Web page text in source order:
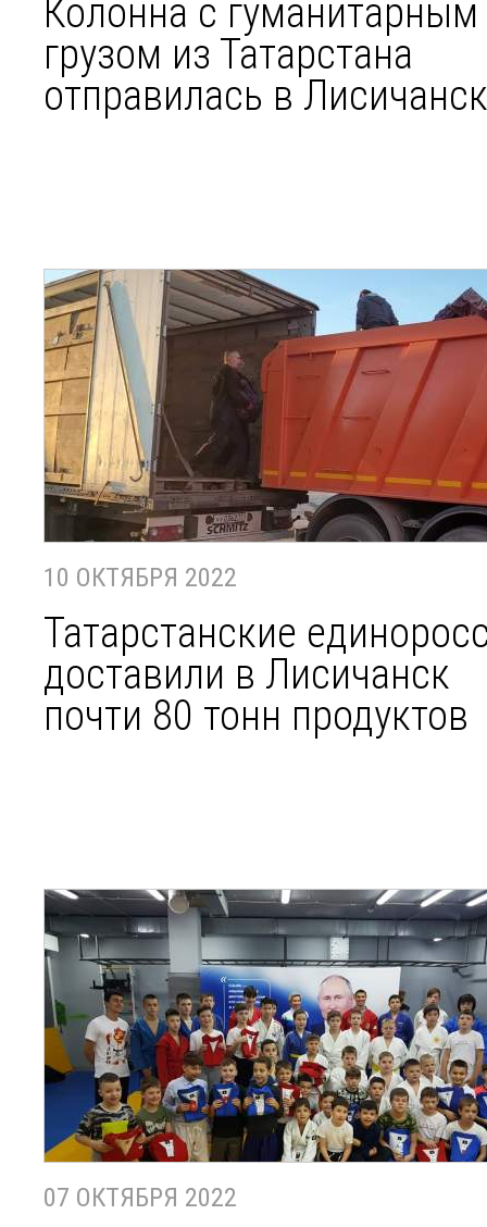
Колонна с гуманитарным
грузом из Татарстана
отправилась в Лисичанск
10 ОКТЯБРЯ 2022
Татарстанские
доставили в Лисичанск
почти 80 тонн продуктов
07 ОКТЯБРЯ 2022